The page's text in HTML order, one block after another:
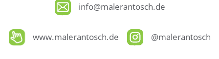
info@malerantosch.de
www.malerantosch.de @malerantosch